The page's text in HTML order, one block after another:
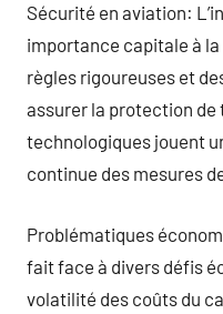
Sécurité en aviation:
importance capitale à
règles rigoureuses et
assurer la protection de
technologiques jouent
continue des mesures
Problématiques
fait face à divers défis
volatilité des coûts du